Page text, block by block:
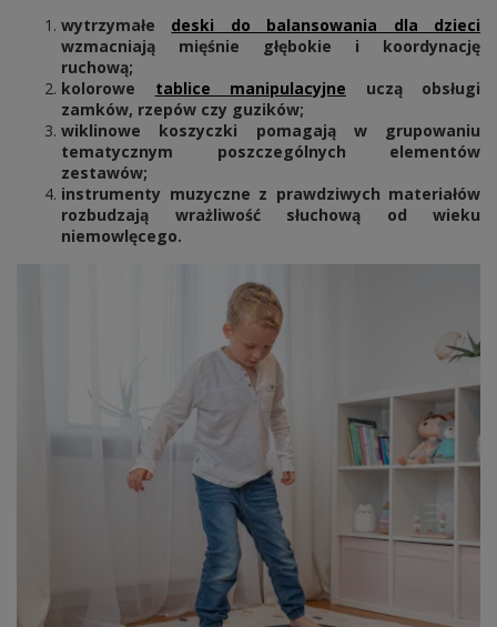
wytrzymałe deski do balansowania dla dzieci
wzmacniają mięśnie głębokie i koordynację
ruchową;
kolorowe tablice manipulacyjne uczą obsługi
zamków, rzepów czy guzików;
wiklinowe koszyczki pomagają w grupowaniu
tematycznym poszczególnych elementów
zestawów;
instrumenty muzyczne z prawdziwych materiałów
rozbudzają wrażliwość słuchową od wieku
niemowlęcego.